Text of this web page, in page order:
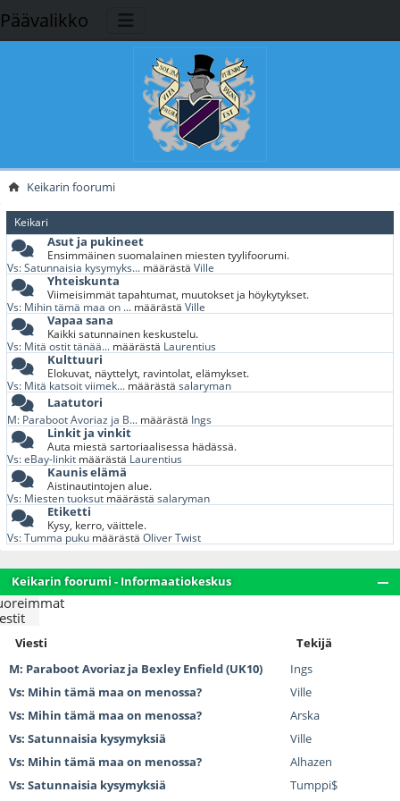
Päävalikko
Keikarin foorumi
Keikari
Asut ja pukineet
Ensimmäinen suomalainen miesten tyylifoorumi.
Vs: Satunnaisia kysymyks... määrästäVille
Yhteiskunta
Viimeisimmät tapahtumat, muutokset ja höykytykset.
Vs: Mihin tämä maa on ... määrästäVille
Vapaa sana
Kaikki satunnainen keskustelu.
Vs: Mitä ostit tänää... määrästä Laurentius
Kulttuuri
Elokuvat, näyttelyt, ravintolat, elämykset.
Vs: Mitä katsoit viimek... määrästäsalaryman
Laatutori
M: Paraboot Avoriaz ja B... määrästä Ings
Linkit ja vinkit
Auta miestä sartoriaalisessa hädässä.
Vs: eBay-linkit määrästä Laurentius
Kaunis elämä
Aistinautintojen alue.
Vs: Miesten tuoksut määrästäsalaryman
Etiketti
Kysy, kerro, väittele.
Vs: Tumma puku määrästäOliver Twist
Keikarin foorumi - Informaatiokeskus
Viesti
Tekijä
M: Paraboot Avoriaz ja Bexley Enfield (UK10)
Ings
Vs: Mihin tämä maa on menossa?
Ville
Vs: Mihin tämä maa on menossa?
Arska
Vs: Satunnaisia kysymyksiä
Ville
Vs: Mihin tämä maa on menossa?
Alhazen
Vs: Satunnaisia kysymyksiä
Tumppi$